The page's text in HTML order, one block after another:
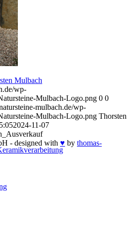
Mulbach
wp-
Mulbach-Logo.png 0 0
mulbach.de/wp-
Mulbach-Logo.png Thorsten
2024-11-07
- designed with ♥ by thomas-